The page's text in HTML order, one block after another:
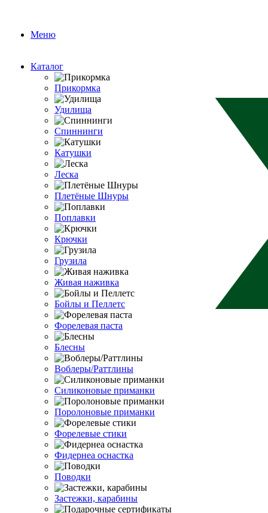
Меню
Каталог
Прикормка
Удилища
Спиннинги
Катушки
Леска
Плетёные Шнуры
Поплавки
Крючки
Грузила
Живая наживка
Бойлы и Пеллетс
Форелевая паста
Блесны
Воблеры/Раттлины
Силиконовые приманки
Поролоновые приманки
Форелевые стики
Фидернеа оснастка
Поводки
Застежки, карабины